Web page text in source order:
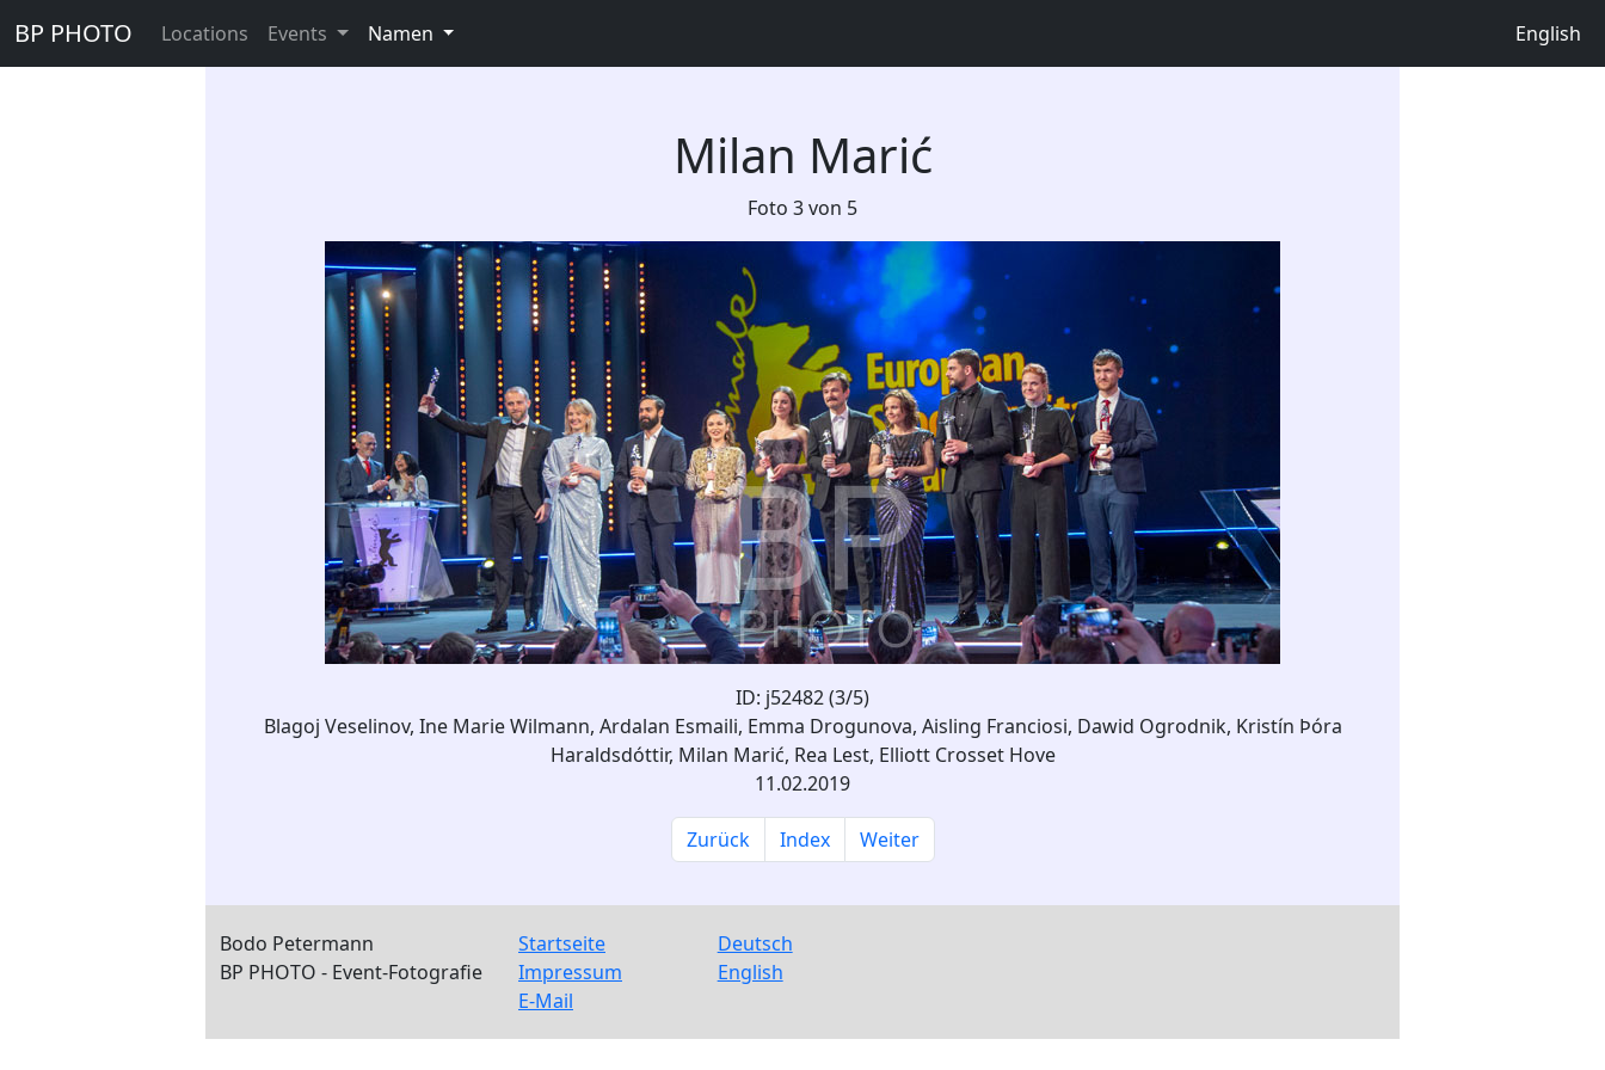
BP PHOTO Locations Events Namen English
Milan Marić
Foto 3 von 5
ID: j52482 (3/5)
Blagoj Veselinov, Ine Marie Wilmann, Ardalan Esmaili, Emma Drogunova, Aisling Franciosi, Dawid Ogrodnik, Kristín Þóra
Haraldsdóttir, Milan Marić, Rea Lest, Elliott Crosset Hove
11.02.2019
Zurück Index Weiter
Bodo Petermann
BP PHOTO - Event-Fotografie
Startseite
Impressum
E-Mail
Deutsch
English